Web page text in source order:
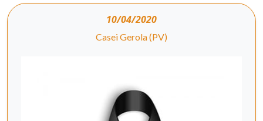
10/04/2020
Casei Gerola (PV)